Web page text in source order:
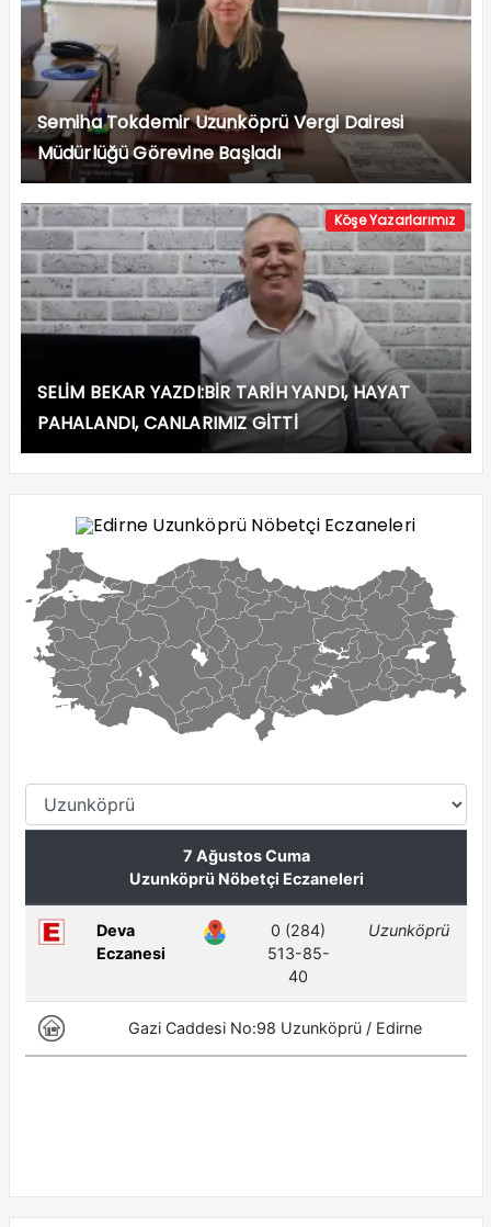
Semiha Tokdemir Uzunköprü Vergi Dairesi
Müdürlüğü Görevine Başladı
Köşe Yazarlarımız
SELİM BEKAR YAZDI:BİR TARİH YANDI, HAYAT
PAHALANDI, CANLARIMIZ GİTTİ